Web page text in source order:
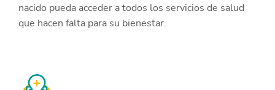
nacido pueda acceder a todos los servicios de salud
que hacen falta para su bienestar.